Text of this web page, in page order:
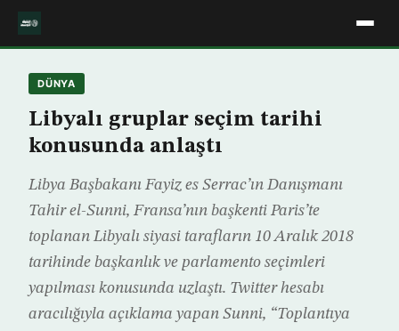
DÜNYA
Libyalı gruplar seçim tarihi
konusunda anlaştı
Libya Başbakanı Fayiz es Serrac’ın Danışmanı
Tahir el-Sunni, Fransa’nın başkenti Paris’te
toplanan Libyalı siyasi tarafların 10 Aralık 2018
tarihinde başkanlık ve parlamento seçimleri
yapılması konusunda uzlaştı. Twitter hesabı
aracılığıyla açıklama yapan Sunni, “Toplantıya